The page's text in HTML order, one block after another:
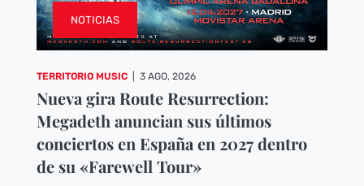
NOTICIAS
TERRITORIO MUSIC 3 AGO, 2026
Nueva gira Route Resurrection:
Megadeth anuncian sus últimos
conciertos en España en 2027 dentro
de su «Farewell Tour»